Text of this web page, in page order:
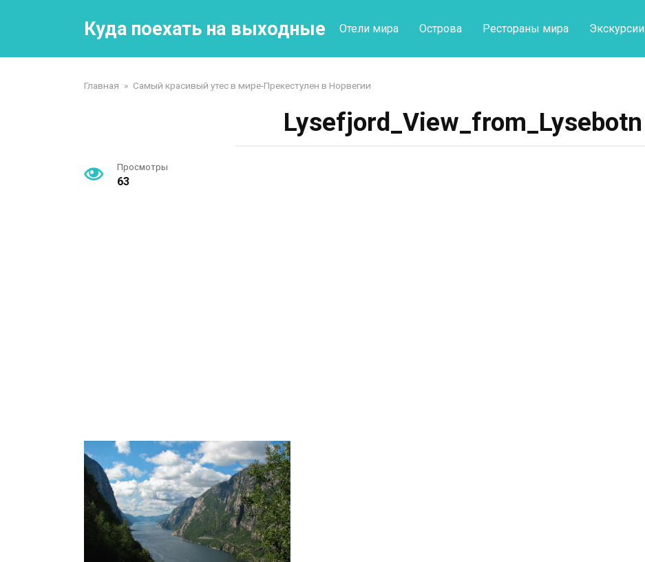
Куда поехать на выходные Отели мира Острова Рестораны мира Экскурсии
Главная » Самый красивый утес в мире-Прекестулен в Норвегии
Lysefjord_View_from_Lysebotn
Просмотры
63